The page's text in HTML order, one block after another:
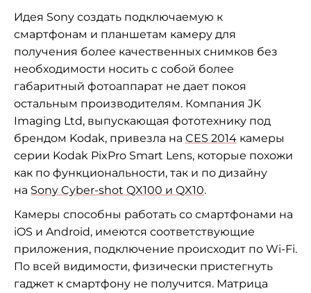
Идея Sony создать подключаемую к
смартфонам и планшетам камеру для
получения более качественных снимков без
необходимости носить с собой более
габаритный фотоаппарат не дает покоя
остальным производителям. Компания JK
Imaging Ltd, выпускающая фототехнику под
брендом Kodak, привезла на CES 2014 камеры
серии Kodak PixPro Smart Lens, которые похожи
как по функциональности, так и по дизайну
на Sony Cyber-shot QX100 и QX10.
Камеры способны работать со смартфонами на
iOS и Android, имеются соответствующие
приложения, подключение происходит по Wi-Fi.
По всей видимости, физически пристегнуть
гаджет к смартфону не получится. Матрица